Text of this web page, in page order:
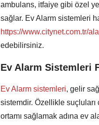
ambulans, itfaiye gibi özel
sağlar. Ev Alarm sistemleri
https://www.citynet.com.tr/
edebilirsiniz.
Ev Alarm Sistemleri
Ev Alarm sistemleri, gelir
sistemdir. Özellikle
ortamı sağlamak adına ev